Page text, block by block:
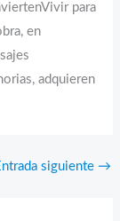
para
en
adquieren
siguiente →